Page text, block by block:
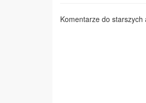
Komentarze do starszych